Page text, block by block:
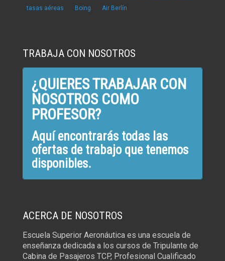
tasas aéreas Boing Air Berlín
TRABAJA CON NOSOTROS
¿QUIERES TRABAJAR CON
NOSOTROS COMO
PROFESOR?
Aquí encontrarás todas las
ofertas de trabajo que tenemos
disponibles.
ACERCA DE NOSOTROS
Escuela Superior Aeronáutica es una escuela de
enseñanza dedicada a los cursos de Tripulante de
Cabina de Pasajeros TCP, Profesional Cualificado